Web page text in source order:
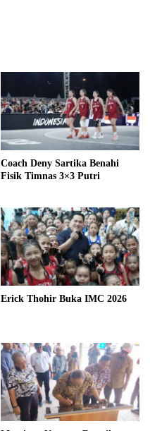
Coach Deny Sartika Benahi
Fisik Timnas 3×3 Putri
Erick Thohir Buka IMC 2026